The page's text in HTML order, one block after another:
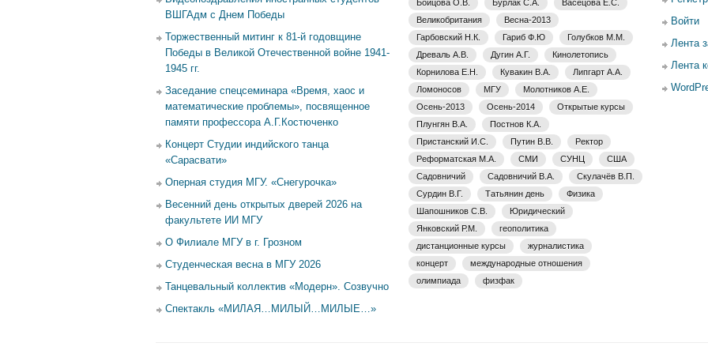
ВШГАдм с Днем Победы
Торжественный митинг к 81-й годовщине
Победы в Великой Отечественной войне 1941-
1945 гг.
Заседание спецсеминара «Время, хаос и
математические проблемы», посвященное
памяти профессора А.Г.Костюченко
Концерт Студии индийского танца
«Сарасвати»
Оперная студия МГУ. «Снегурочка»
Весенний день открытых дверей 2026 на
факультете ИИ МГУ
О Филиале МГУ в г. Грозном
Студенческая весна в МГУ 2026
Танцевальный коллектив «Модерн». Созвучно
Спектакль «МИЛАЯ…МИЛЫЙ…МИЛЫЕ…»
Бойцова О.В. Бурлак С.А.
Васецова Е.С.
Великобритания
Весна-2013
Гарбовский Н.К.
Гариб Ф.Ю
Голубков М.М.
Древаль А.В.
Дугин А.Г.
Кинолетопись
Корнилова Е.Н.
Кувакин В.А.
Липгарт А.А.
Ломоносов
МГУ
Молотников А.Е.
Осень-2013
Осень-2014
Открытые курсы
Плунгян В.А.
Постнов К.А.
Пристанский И.С.
Путин В.В.
Ректор
Реформатская М.А.
СМИ СУНЦ
США
Садовничий
Садовничий В.А.
Скулачёв В.П.
Сурдин В.Г.
Татьянин день
Физика
Шапошников С.В.
Юридический
Янковский Р.М.
геополитика
дистанционные курсы
журналистика
концерт
международные отношения
олимпиада
физфак
Войти
Лента
Лента